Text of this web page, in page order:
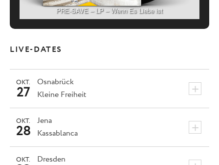
PRE-SAVE – LP – Wenn Es Liebe ist
LIVE-DATES
Osnabrück +
OKT.
27 Kleine Freiheit
Jena +
OKT.
28 Kassablanca
Dresden
OKT.